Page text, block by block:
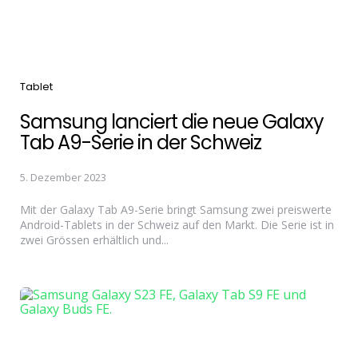
Categories
Tablet
Samsung lanciert die neue Galaxy
Tab A9-Serie in der Schweiz
5. Dezember 2023
Mit der Galaxy Tab A9-Serie bringt Samsung zwei preiswerte
Android-Tablets in der Schweiz auf den Markt. Die Serie ist in
zwei Grössen erhältlich und...